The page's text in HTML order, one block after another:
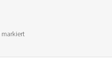
markiert